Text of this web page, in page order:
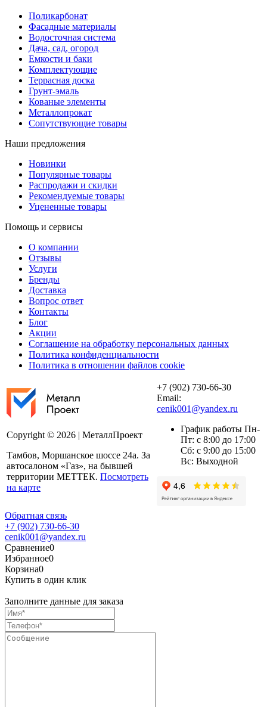
Поликарбонат
Фасадные материалы
Водосточная система
Дача, сад, огород
Емкости и баки
Комплектующие
Террасная доска
Грунт-эмаль
Кованые элементы
Металлопрокат
Сопутствующие товары
Наши предложения
Новинки
Популярные товары
Распродажи и скидки
Рекомендуемые товары
Уцененные товары
Помощь и сервисы
О компании
Отзывы
Услуги
Бренды
Доставка
Вопрос ответ
Контакты
Блог
Акции
Соглашение на обработку персональных данных
Политика конфиденциальности
Политика в отношении файлов cookie
Copyright © 2026 | МеталлПроект
Тамбов, Моршанское шоссе 24а. За
автосалоном «Газ», на бывшей
территории МЕТТЕК. Посмотреть
на карте
+7 (902) 730-66-30
Email:
cenik001@yandex.ru
График работы Пн-
Пт: с 8:00 до 17:00
Сб: с 9:00 до 15:00
Вс: Выходной
Обратная связь
+7 (902) 730-66-30
cenik001@yandex.ru
Сравнение0
Избранное0
Корзина0
Купить в один клик
Заполните данные для заказа